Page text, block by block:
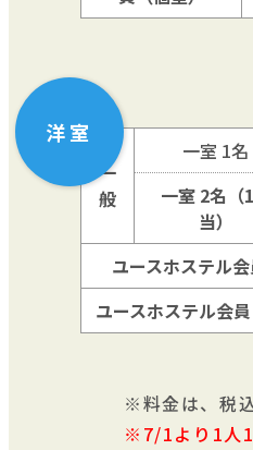
洋室
一
般
一室 1名
一室 2名（
当）
ユースホステル
ユースホステル会
料金は、税
7/1より1人